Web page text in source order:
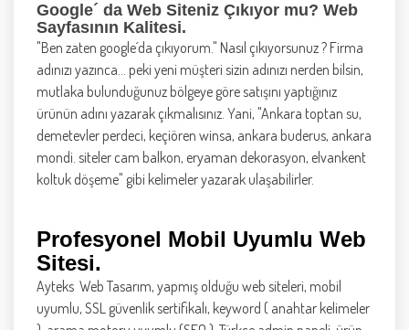
Google´ da Web Siteniz Çıkıyor mu? Web
Sayfasının Kalitesi.
"Ben zaten google´da çıkıyorum." Nasıl çıkıyorsunuz ? Firma
adınızı yazınca... peki yeni müşteri sizin adınızı nerden bilsin,
mutlaka bulunduğunuz bölgeye göre satışını yaptığınız
ürünün adını yazarak çıkmalısınız. Yani, "Ankara toptan su,
demetevler perdeci, keçiören winsa, ankara buderus, ankara
mondi. siteler cam balkon, eryaman dekorasyon, elvankent
koltuk döşeme" gibi kelimeler yazarak ulaşabilirler.
Profesyonel Mobil Uyumlu Web
Sitesi.
Ayteks Web Tasarım, yapmış olduğu web siteleri, mobil
uyumlu, SSL güvenlik sertifikalı, keyword ( anahtar kelimeler